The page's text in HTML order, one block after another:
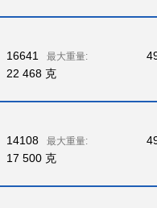
16641 最大重量:
22 468 克
14108 最大重量:
17 500 克